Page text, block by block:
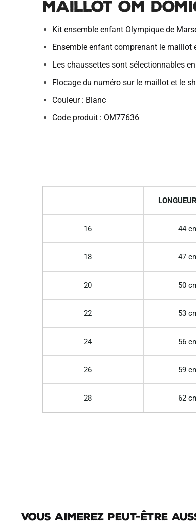
Maillot OM
Kit ensemble enfant Olympique de
Ensemble enfant comprenant le maillot
Les chaussettes sont sélectionnables
Flocage du numéro sur le maillot et le
Couleur : Blanc
Code produit : OM77636
16 44
18 47
20 50
22 53
24 56
26 59
28 62
Vous aimerez peut-être